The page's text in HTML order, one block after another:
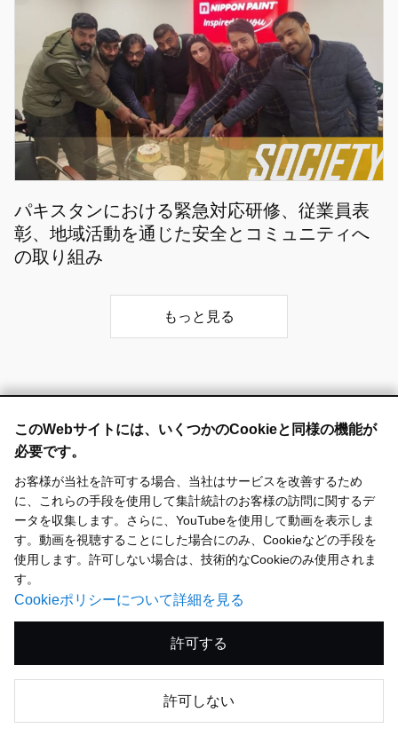
パキスタンにおける緊急対応研修、従業員表
彰、地域活動を通じた安全とコミュニティへ
の取り組み
もっと見る
このWebサイトには、いくつかのCookieと同様の機能が
必要です。
お客様が当社を許可する場合、当社はサービスを改善するため
に、これらの手段を使用して集計統計のお客様の訪問に関するデ
ータを収集します。さらに、YouTubeを使用して動画を表示しま
す。動画を視聴することにした場合にのみ、Cookieなどの手段を
使用します。許可しない場合は、技術的なCookieのみ使用されま
す。
Cookieポリシーについて詳細を見る
許可する
許可しない
トップ
日本ペイントとは
日本ペイントとはトップ
株主価値最大化（MSV）
アセット・アセンブラー
サステナビリティ
サステナビリティトップ
サステナビリティ方針
株主・投資家情報(IR)トップ